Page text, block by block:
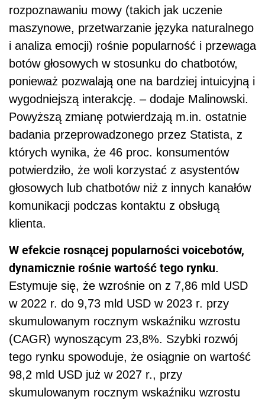
rozpoznawaniu mowy (takich jak uczenie
maszynowe, przetwarzanie języka naturalnego
i analiza emocji) rośnie popularność i przewaga
botów głosowych w stosunku do chatbotów,
ponieważ pozwalają one na bardziej intuicyjną i
wygodniejszą interakcję. – dodaje Malinowski.
Powyższą zmianę potwierdzają m.in. ostatnie
badania przeprowadzonego przez Statista, z
których wynika, że 46 proc. konsumentów
potwierdziło, że woli korzystać z asystentów
głosowych lub chatbotów niż z innych kanałów
komunikacji podczas kontaktu z obsługą
klienta.
W efekcie rosnącej popularności voicebotów,
dynamicznie rośnie wartość tego rynku.
Estymuje się, że wzrośnie on z 7,86 mld USD
w 2022 r. do 9,73 mld USD w 2023 r. przy
skumulowanym rocznym wskaźniku wzrostu
(CAGR) wynoszącym 23,8%. Szybki rozwój
tego rynku spowoduje, że osiągnie on wartość
98,2 mld USD już w 2027 r., przy
skumulowanym rocznym wskaźniku wzrostu